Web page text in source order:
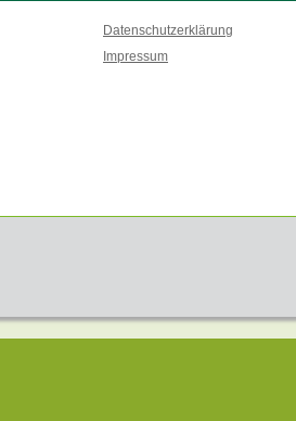
Datenschutzerklärung
Impressum